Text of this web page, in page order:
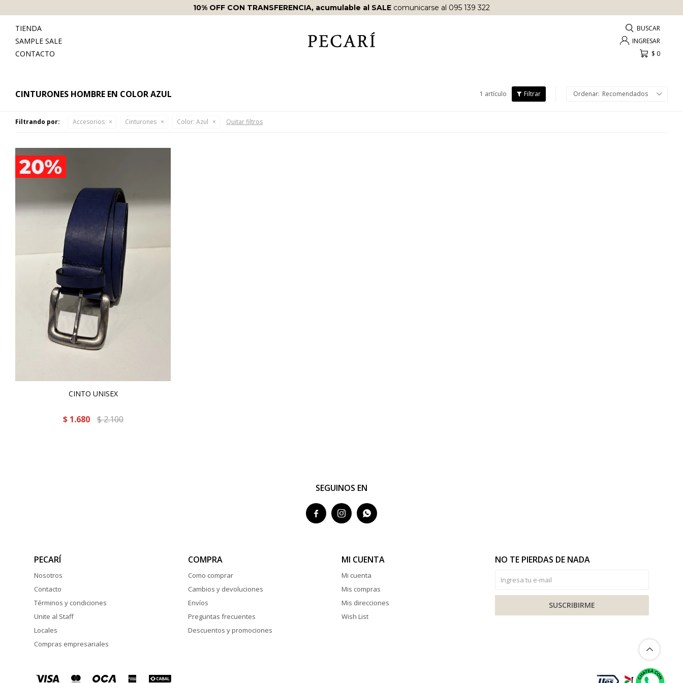
10% OFF CON TRANSFERENCIA, acumulable al SALE comunicarse al 095 139 322
TIENDA
SAMPLE SALE
CONTACTO
$ 0
CINTURONES HOMBRE EN COLOR AZUL 1 artículo Recomendados
Filtrando por: Accesorios Cinturones Color: Azul Quitar filtros
CINTO UNISEX
$ 1.680 $2.100
SEGUINOS EN
  
PECARÍ
Nosotros
Contacto
Términos y condiciones
Unite al Staff
Locales
Compras empresariales
COMPRA
Como comprar
Cambios y devoluciones
Envíos
Preguntas frecuentes
Descuentos y promociones
MI CUENTA
Mi cuenta
Mis compras
Mis direcciones
Wish List
NO TE PIERDAS DE NADA
SUSCRIBIRME